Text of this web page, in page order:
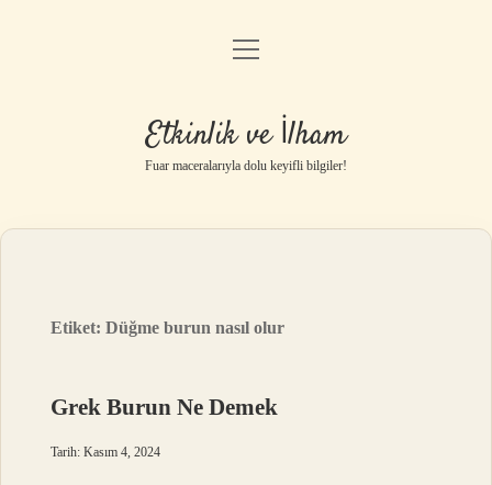
Anasayfa
Gizlilik Politikası
Yasal Uyarı
menüyü
Etkinlik ve İlham
Fuar maceralarıyla dolu keyifli bilgiler!
Etiket:Düğme burun nasıl olur
Grek Burun Ne Demek
Tarih: Kasım 4, 2024